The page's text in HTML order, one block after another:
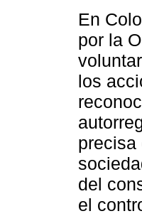
En
por la
los
precisa
del
el